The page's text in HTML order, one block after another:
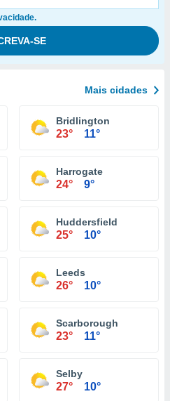
Mais cidades
Bridlington
23° 11°
Harrogate
24° 9°
Huddersfield
25° 10°
Leeds
26° 10°
Scarborough
23° 11°
Selby
27° 10°